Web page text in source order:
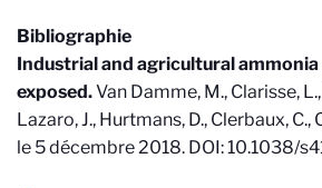
Bibliographie
Industrial and agricultural
exposed.Van Damme, M., Clarisse,
Lazaro, J., Hurtmans, D., Clerbaux, C.,
le 5 décembre 2018. DOI: 10.1038/